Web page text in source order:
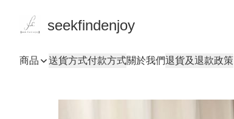
seekfindenjoy
商品 送貨方式付款方式關於我們退貨及退款政策